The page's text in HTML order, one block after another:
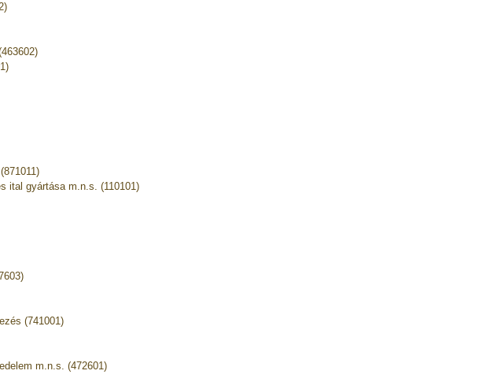
ital gyártása m.n.s. (110101)
(741001)
m.n.s. (472601)